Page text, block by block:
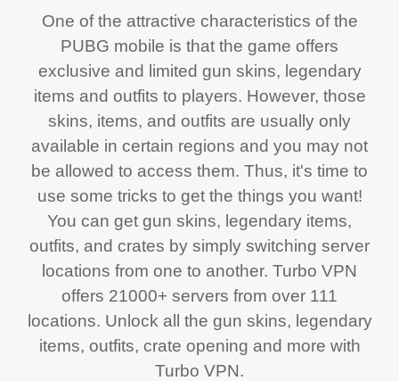
One of the attractive characteristics of the
PUBG mobile is that the game offers
exclusive and limited gun skins, legendary
items and outfits to players. However, those
skins, items, and outfits are usually only
available in certain regions and you may not
be allowed to access them. Thus, it's time to
use some tricks to get the things you want!
You can get gun skins, legendary items,
outfits, and crates by simply switching server
locations from one to another. Turbo VPN
offers 21000+ servers from over 111
locations. Unlock all the gun skins, legendary
items, outfits, crate opening and more with
Turbo VPN.